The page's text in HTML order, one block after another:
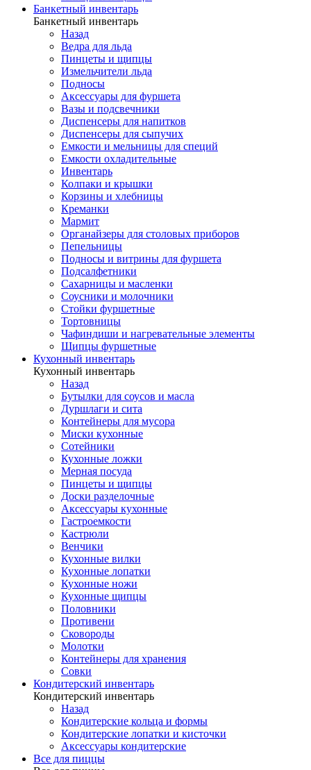
Банкетный инвентарь
Банкетный инвентарь
Назад
Ведра для льда
Пинцеты и щипцы
Измельчители льда
Подносы
Аксессуары для фуршета
Вазы и подсвечники
Диспенсеры для напитков
Диспенсеры для сыпучих
Емкости и мельницы для специй
Емкости охладительные
Инвентарь
Колпаки и крышки
Корзины и хлебницы
Креманки
Мармит
Органайзеры для столовых приборов
Пепельницы
Подносы и витрины для фуршета
Подсалфетники
Сахарницы и масленки
Соусники и молочники
Стойки фуршетные
Тортовницы
Чафиндиши и нагревательные элементы
Щипцы фуршетные
Кухонный инвентарь
Кухонный инвентарь
Назад
Бутылки для соусов и масла
Дуршлаги и сита
Контейнеры для мусора
Миски кухонные
Сотейники
Кухонные ложки
Мерная посуда
Пинцеты и щипцы
Доски разделочные
Аксессуары кухонные
Гастроемкости
Кастрюли
Венчики
Кухонные вилки
Кухонные лопатки
Кухонные ножи
Кухонные щипцы
Половники
Противени
Сковороды
Молотки
Контейнеры для хранения
Совки
Кондитерский инвентарь
Кондитерский инвентарь
Назад
Кондитерские кольца и формы
Кондитерские лопатки и кисточки
Аксессуары кондитерские
Все для пиццы